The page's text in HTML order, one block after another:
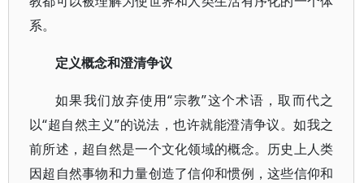
系。
定义概念和澄清争议
如果我们放弃使用“宗教”这个术语，取而代之
以“超自然主义”的说法，也许就能澄清争议。如我之
前所述，超自然是一个文化领域的概念。历史上人类
因超自然事物和力量创造了信仰和惯例，这些信仰和